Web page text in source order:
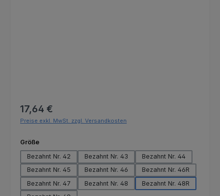
Regulärer Preis:
17,64 €
Preise exkl. MwSt. zzgl. Versandkosten
Größeauswählen
Bezahnt Nr. 42
Bezahnt Nr. 43
Bezahnt Nr. 44
Bezahnt Nr. 45
Bezahnt Nr. 46
Bezahnt Nr. 46R
Bezahnt Nr. 47
Bezahnt Nr. 48
Bezahnt Nr. 48R